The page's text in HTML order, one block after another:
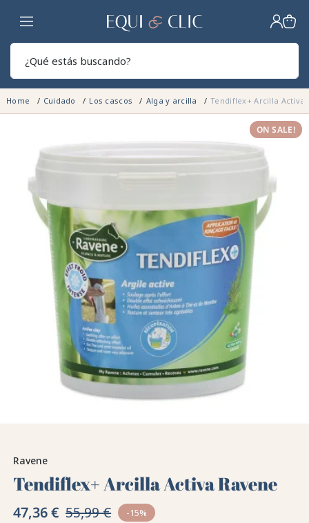
Hogar
Home Cuidado Los cascos Alga y arcilla Tendiflex+ Arcilla Activa
ON SALE!
Ravene
Tendiflex+ Arcilla Activa Ravene
47,36 € 55,99 € -15%